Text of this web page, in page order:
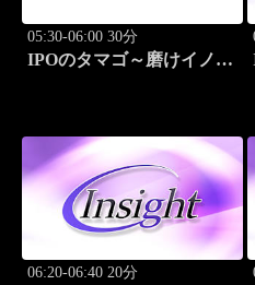
05:30-06:00 30分
IPOのタマゴ～磨けイノベ
06:20-06:40 20分